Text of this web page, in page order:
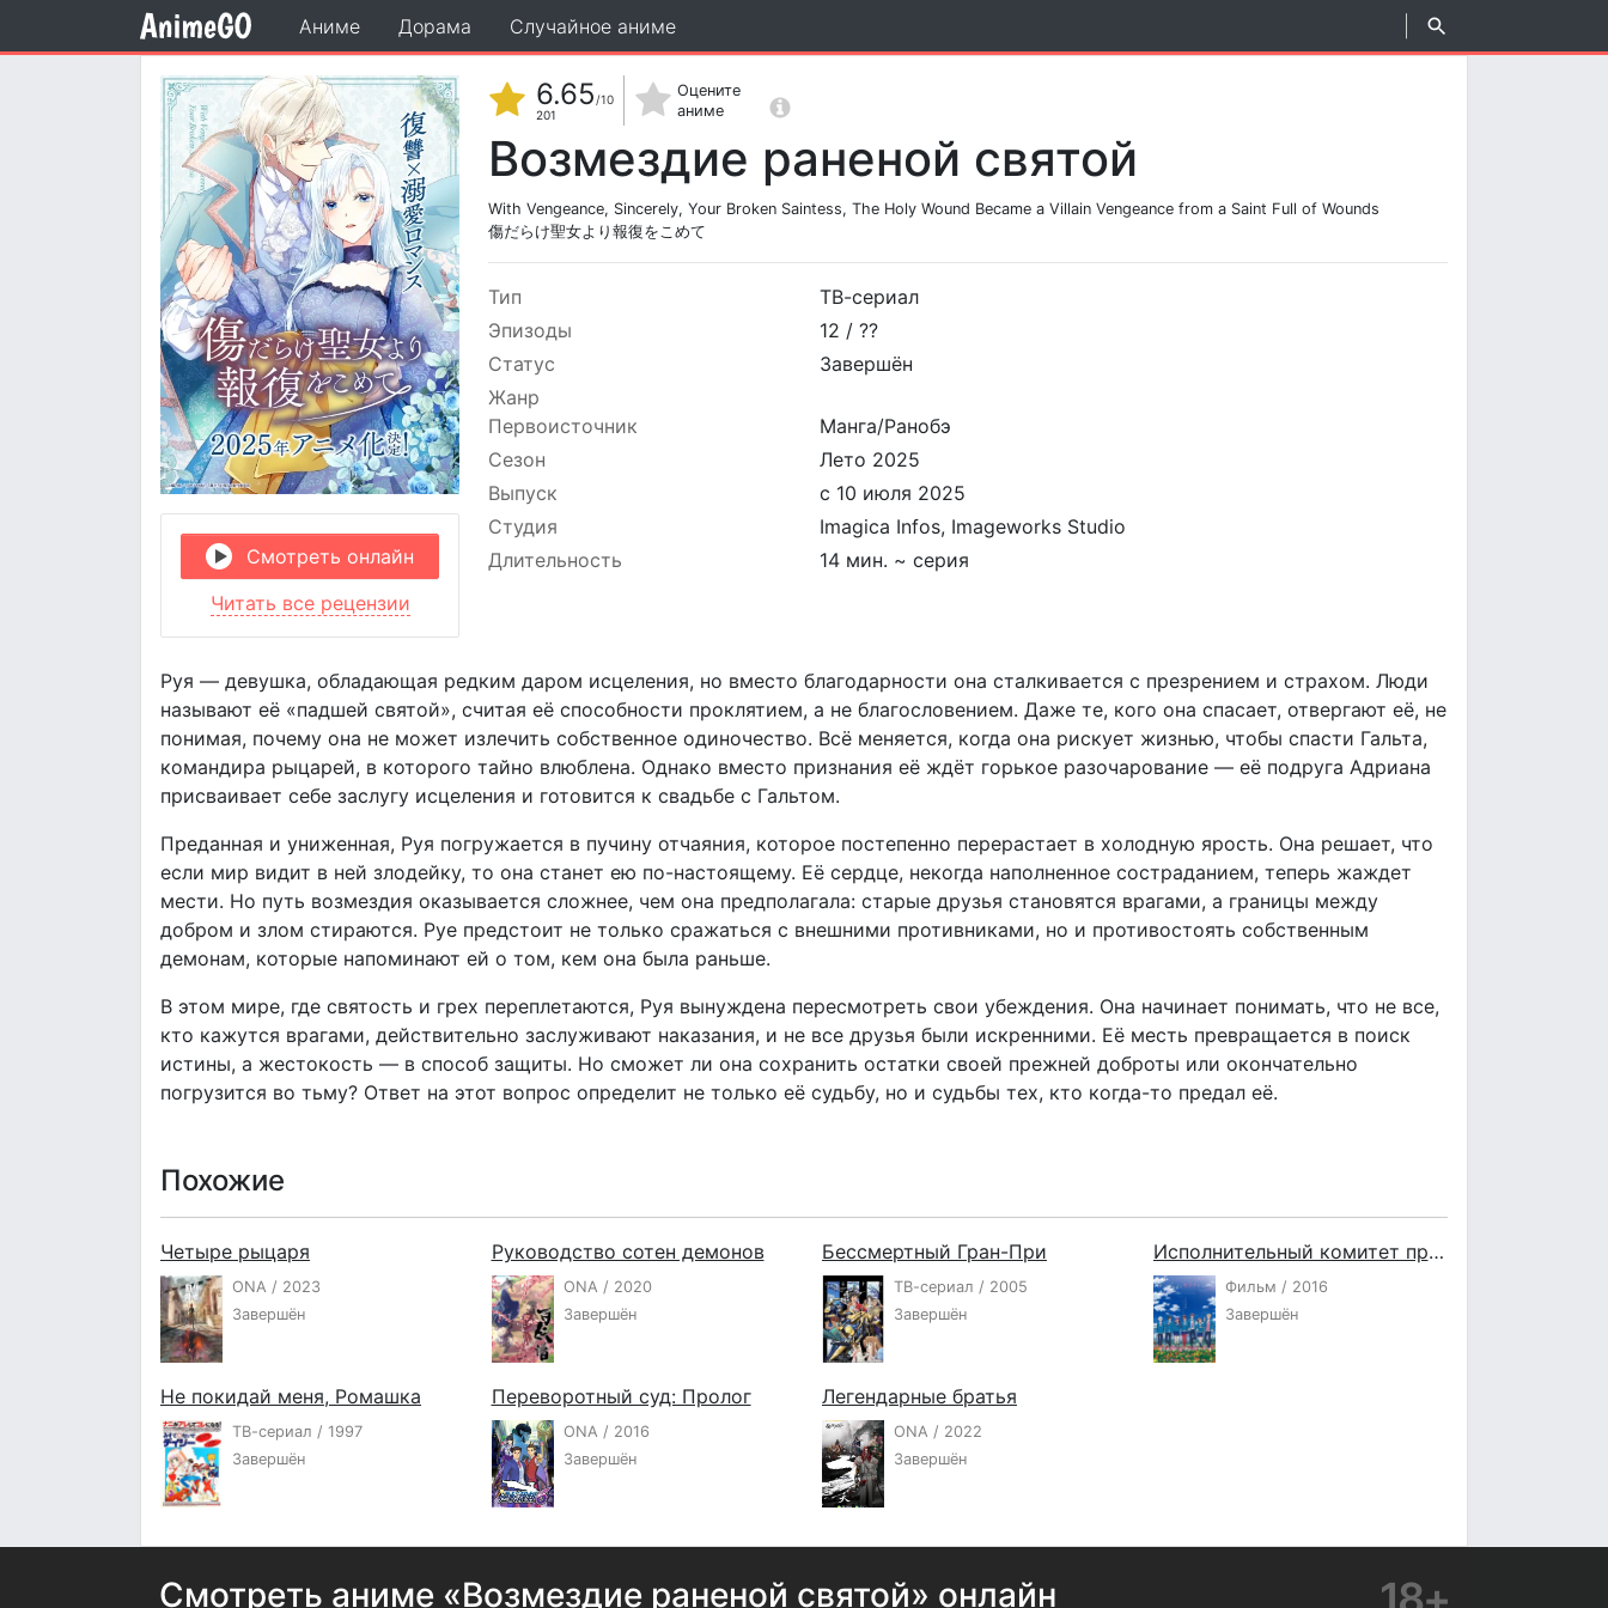
Аниме Дорама Случайное аниме
Смотреть онлайн
Читать все рецензии
6.65 /10
201
Оцените
аниме
Возмездие раненой святой
With Vengeance, Sincerely, Your Broken Saintess, The Holy Wound Became a Villain Vengeance from a Saint Full of Wounds
傷だらけ聖女より報復をこめて
Тип
ТВ-сериал
Эпизоды
12 /??
Статус
Завершён
Жанр
Первоисточник
Манга/Ранобэ
Сезон
Лето 2025
Выпуск
с 10 июля 2025
Студия
Imagica Infos, Imageworks Studio
Длительность
14 мин. ~ серия
Руя — девушка, обладающая редким даром исцеления, но вместо благодарности она сталкивается с презрением и страхом. Люди
называют её «падшей святой», считая её способности проклятием, а не благословением. Даже те, кого она спасает, отвергают её, не
понимая, почему она не может излечить собственное одиночество. Всё меняется, когда она рискует жизнью, чтобы спасти Гальта,
командира рыцарей, в которого тайно влюблена. Однако вместо признания её ждёт горькое разочарование — её подруга Адриана
присваивает себе заслугу исцеления и готовится к свадьбе с Гальтом.
Преданная и униженная, Руя погружается в пучину отчаяния, которое постепенно перерастает в холодную ярость. Она решает, что
если мир видит в ней злодейку, то она станет ею по-настоящему. Её сердце, некогда наполненное состраданием, теперь жаждет
мести. Но путь возмездия оказывается сложнее, чем она предполагала: старые друзья становятся врагами, а границы между
добром и злом стираются. Руе предстоит не только сражаться с внешними противниками, но и противостоять собственным
демонам, которые напоминают ей о том, кем она была раньше.
В этом мире, где святость и грех переплетаются, Руя вынуждена пересмотреть свои убеждения. Она начинает понимать, что не все,
кто кажутся врагами, действительно заслуживают наказания, и не все друзья были искренними. Её месть превращается в поиск
истины, а жестокость — в способ защиты. Но сможет ли она сохранить остатки своей прежней доброты или окончательно
погрузится во тьму? Ответ на этот вопрос определит не только её судьбу, но и судьбы тех, кто когда-то предал её.
Похожие
Четыре рыцаря
ONA / 2023
Завершён
Руководство сотен демонов
ONA / 2020
Завершён
Бессмертный Гран-При
ТВ-сериал / 2005
Завершён
Исполнительный комитет признаний в любви
Фильм / 2016
Завершён
Не покидай меня, Ромашка
ТВ-сериал / 1997
Завершён
Переворотный суд: Пролог
ONA / 2016
Завершён
Легендарные братья
ONA / 2022
Завершён
Смотреть аниме «Возмездие раненой святой» онлайн